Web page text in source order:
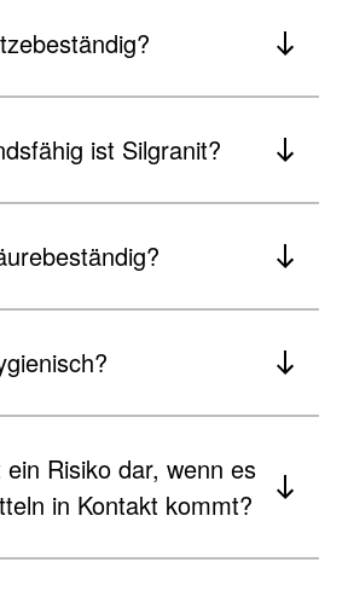
ist Silgranit?
Risiko dar, wenn es
in Kontakt kommt?